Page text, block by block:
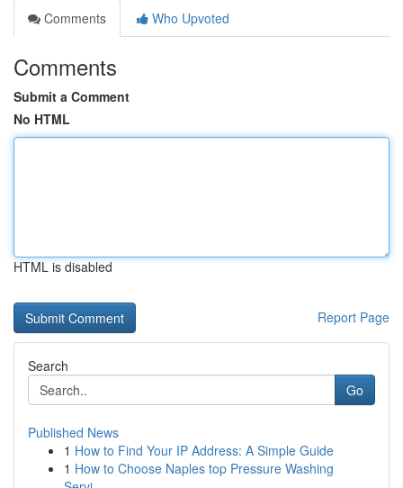
Comments
Who Upvoted
Comments
Submit a Comment
No HTML
HTML is disabled
Report Page
Search
Go
Published News
1 How to Find Your IP Address: A Simple Guide
1 How to Choose Naples top Pressure Washing